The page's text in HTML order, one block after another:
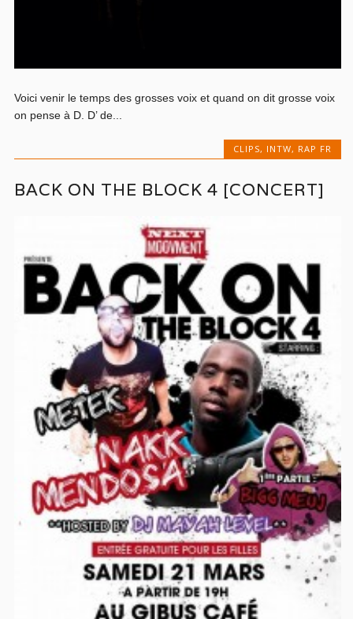
Voici venir le temps des grosses voix et quand on dit grosse voix
on pense à D. D’ de...
CLIPS, INTW, RAP FR
BACK ON THE BLOCK 4 [CONCERT]